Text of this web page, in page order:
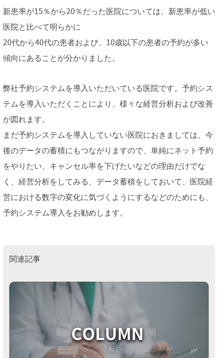
新患率が15％から20％だった医院については、新患率が低い
医院と比べて明らかに
20代から40代の患者および、10歳以下の患者の予約が多い
傾向にあることが分かりました。
弊社予約システムを導入いただいている医院です。予約シス
テムを導入いただくことにより、様々な経営分析および改善
が図れます。
まだ予約システムを導入していない医院におきましては、今
後のデータの蓄積にもつながりますので、単純にネット予約
をやりたい、キャンセル率を下げたいなどの理由だけでな
く、経営分析をしてみる、データ蓄積をしておいて、医院経
営における数字の変化に気づくようにするなどのためにも、
予約システム導入をお勧めします。
関連記事